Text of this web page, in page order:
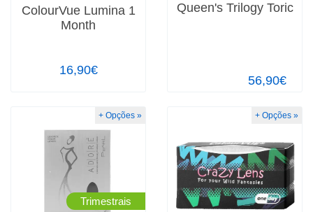
ColourVue Lumina 1
Month
16,90€
Queen's Trilogy Toric
56,90€
Trimestrais
+ Opções » + Opções »